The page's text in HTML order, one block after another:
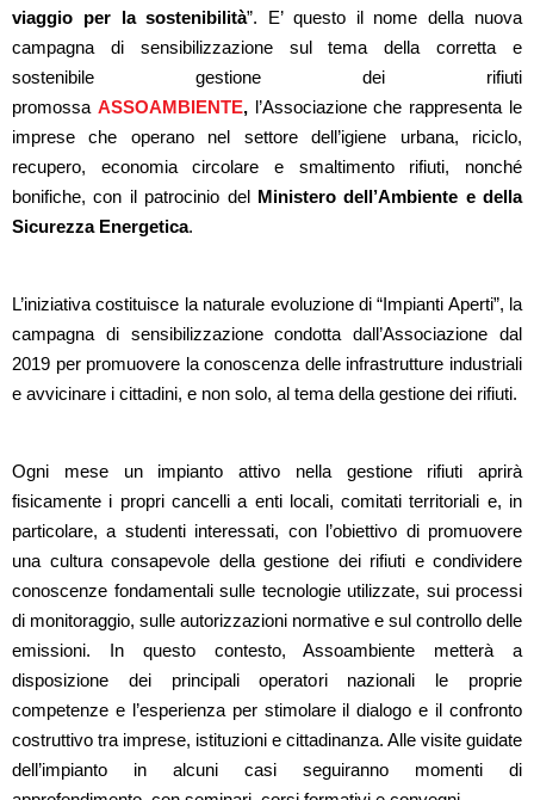
viaggio per la sostenibilità”. E’ questo il nome della nuova
campagna di sensibilizzazione sul tema della corretta e
sostenibile gestione dei rifiuti
promossa ASSOAMBIENTE, l’Associazione che rappresenta le
imprese che operano nel settore dell’igiene urbana, riciclo,
recupero, economia circolare e smaltimento rifiuti, nonché
bonifiche, con il patrocinio del Ministero dell’Ambiente e della
Sicurezza Energetica.
L’iniziativa costituisce la naturale evoluzione di “Impianti Aperti”, la
campagna di sensibilizzazione condotta dall’Associazione dal
2019 per promuovere la conoscenza delle infrastrutture industriali
e avvicinare i cittadini, e non solo, al tema della gestione dei rifiuti.
Ogni mese un impianto attivo nella gestione rifiuti aprirà
fisicamente i propri cancelli a enti locali, comitati territoriali e, in
particolare, a studenti interessati, con l’obiettivo di promuovere
una cultura consapevole della gestione dei rifiuti e condividere
conoscenze fondamentali sulle tecnologie utilizzate, sui processi
di monitoraggio, sulle autorizzazioni normative e sul controllo delle
emissioni. In questo contesto, Assoambiente metterà a
disposizione dei principali operatori nazionali le proprie
competenze e l’esperienza per stimolare il dialogo e il confronto
costruttivo tra imprese, istituzioni e cittadinanza. Alle visite guidate
dell’impianto in alcuni casi seguiranno momenti di